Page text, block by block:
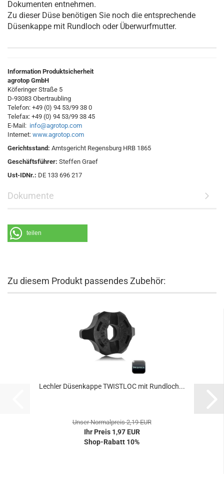
Dokumenten entnehmen.
Zu dieser Düse benötigen Sie noch die entsprechende
Düsenkappe mit Rundloch oder Überwurfmutter.
Information Produktsicherheit
agrotop GmbH
Köferinger Straße 5
D-93083 Obertraubling
Telefon: +49 (0) 94 53/99 38 0
Telefax: +49 (0) 94 53/99 38 45
E-Mail: info@agrotop.com
Internet: www.agrotop.com
Gerichtsstand: Amtsgericht Regensburg HRB 1865
Geschäftsführer: Steffen Graef
Ust-IDNr.: DE 133 696 217
Dokumente
teilen
Zu diesem Produkt passendes Zubehör:
Lechler Düsenkappe TWISTLOC mit Rundloch...
Unser Normalpreis 2,19 EUR
Ihr Preis 1,97 EUR
Shop-Rabatt 10%